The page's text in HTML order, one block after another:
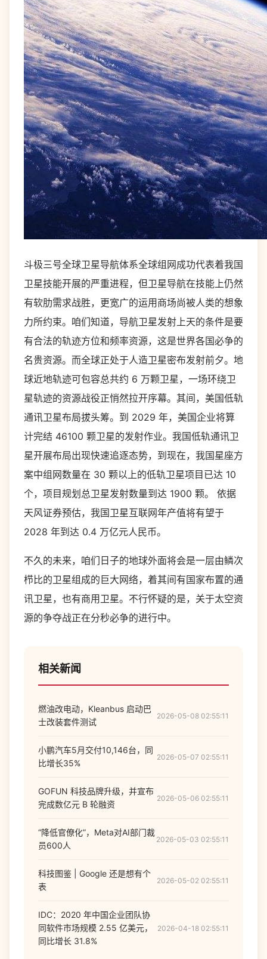
斗极三号全球卫星导航体系全球组网成功代表着我国
卫星技能开展的严重进程，但卫星导航在技能上仍然
有软肋需求战胜，更宽广的运用商场尚被人类的想象
力所约束。咱们知道，导航卫星发射上天的条件是要
有合法的轨迹方位和频率资源，这是世界各国必争的
名贵资源。而全球正处于人造卫星密布发射前夕。地
球近地轨迹可包容总共约 6 万颗卫星，一场环绕卫
星轨迹的资源战役正悄然拉开序幕。其间，美国低轨
通讯卫星布局拔头筹。到 2029 年，美国企业将算
计完结 46100 颗卫星的发射作业。我国低轨通讯卫
星开展布局出现快速追逐态势，到现在，我国星座方
案中组网数量在 30 颗以上的低轨卫星项目已达 10
个，项目规划总卫星发射数量到达 1900 颗。 依据
天风证券预估，我国卫星互联网年产值将有望于
2028 年到达 0.4 万亿元人民币。
不久的未来，咱们日子的地球外面将会是一层由鳞次
栉比的卫星组成的巨大网络，着其间有国家布置的通
讯卫星，也有商用卫星。不行怀疑的是，关于太空资
源的争夺战正在分秒必争的进行中。
相关新闻
燃油改电动，Kleanbus 启动巴
士改装套件测试
2026-05-08 02:55:11
小鹏汽车5月交付10,146台，同
比增长35%
2026-05-07 02:55:11
GOFUN 科技品牌升级，并宣布
完成数亿元 B 轮融资
2026-05-06 02:55:11
“降低官僚化”，Meta对AI部门裁
员600人
2026-05-03 02:55:11
科技图鉴 | Google 还是想有个
表
2026-05-02 02:55:11
IDC：2020 年中国企业团队协
同软件市场规模 2.55 亿美元，
同比增长 31.8%
2026-04-18 02:55:11